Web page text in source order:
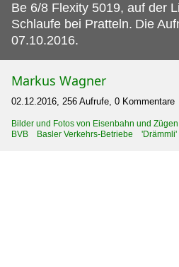
Be 6/8 Flexity 5019, auf der
Schlaufe bei Pratteln. Die
07.10.2016.
Markus Wagner
02.12.2016, 256 Aufrufe, 0 Kommentare
Bilder und Fotos von Eisenbahn und Zügen
BVB Basler Verkehrs-Betriebe 'Drämmli'